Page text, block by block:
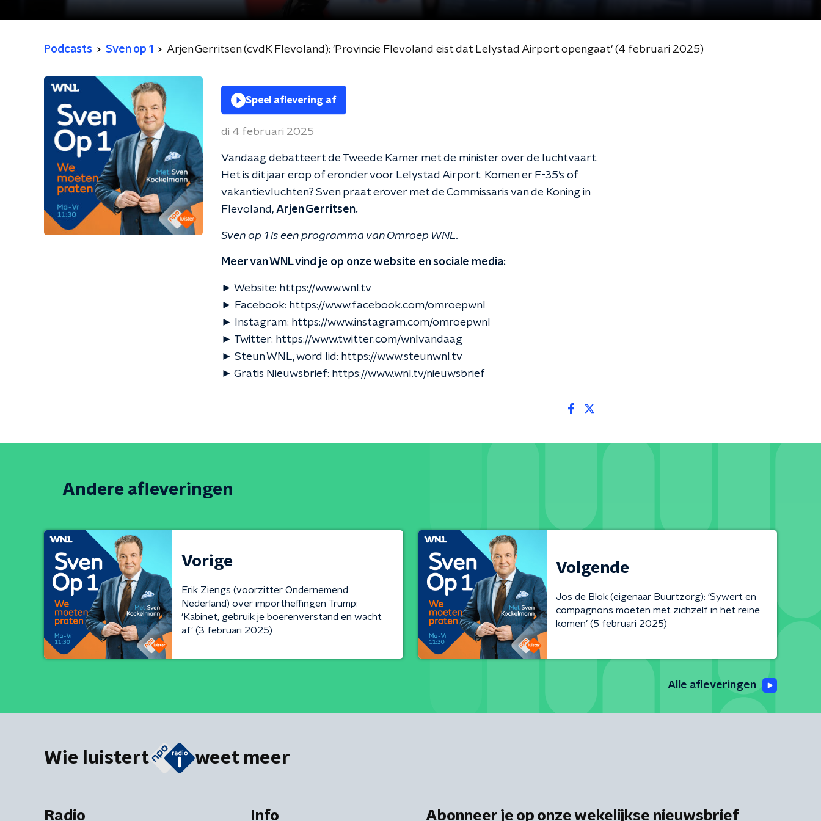
Podcasts Sven op 1 Arjen Gerritsen (cvdK Flevoland): 'Provincie Flevoland eist dat Lelystad Airport opengaat' (4 februari 2025)
Speel aflevering af
di 4 februari 2025
Vandaag debatteert de Tweede Kamer met de minister over de luchtvaart.
Het is dit jaar erop of eronder voor Lelystad Airport. Komen er F-35’s of
vakantievluchten? Sven praat erover met de Commissaris van de Koning in
Flevoland, Arjen Gerritsen.
Sven op 1 is een programma van Omroep WNL.
Meer van WNL vind je op onze website en sociale media:
► Website: https://www.wnl.tv
► Facebook: https://www.facebook.com/omroepwnl
► Instagram: https://www.instagram.com/omroepwnl
► Twitter: https://www.twitter.com/wnlvandaag
► Steun WNL, word lid: https://www.steunwnl.tv
► Gratis Nieuwsbrief: https://www.wnl.tv/nieuwsbrief
Andere afleveringen
Vorige
Erik Ziengs (voorzitter Ondernemend
Nederland) over importheffingen Trump:
'Kabinet, gebruik je boerenverstand en wacht
af' (3 februari 2025)
Volgende
Jos de Blok (eigenaar Buurtzorg): ‘Sywert en
compagnons moeten met zichzelf in het reine
komen’ (5 februari 2025)
Alle afleveringen
Wie luistert weet meer
Radio Info Abonneer je op onze wekelijkse nieuwsbrief